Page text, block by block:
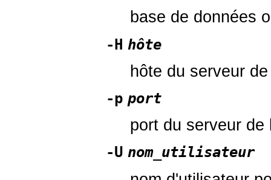
base de données
-H hôte
hôte du serveur
-p port
port du serveur de
-U nom_utilisateur